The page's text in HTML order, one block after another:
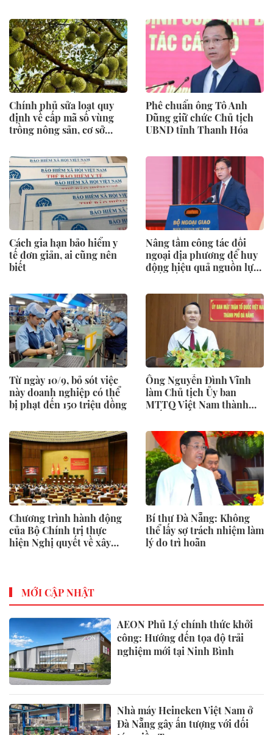
Chính phủ sửa loạt quy
định về cấp mã số vùng
trồng nông sản, cơ sở
Phê chuẩn ông Tô Anh
Dũng giữ chức Chủ tịch
UBND tỉnh Thanh Hóa
Cách gia hạn bảo hiểm y
tế đơn giản, ai cũng nên
biết
Nâng tầm công tác đối
ngoại địa phương để huy
động hiệu quả nguồn lực
Từ ngày 10/9, bỏ sót việc
này doanh nghiệp có thể
bị phạt đến 150 triệu đồng
Ông Nguyễn Đình Vĩnh
làm Chủ tịch Ủy ban
MTTQ Việt Nam thành
Chương trình hành động
của Bộ Chính trị thực
hiện Nghị quyết về xây
Bí thư Đà Nẵng: Không
thể lấy sợ trách nhiệm làm
lý do trì hoãn
MỚI CẬP NHẬT
AEON Phủ Lý chính thức khởi
công: Hướng đến tọa độ trải
nghiệm mới tại Ninh Bình
Nhà máy Heineken Việt Nam ở
Đà Nẵng gây ấn tượng với đối